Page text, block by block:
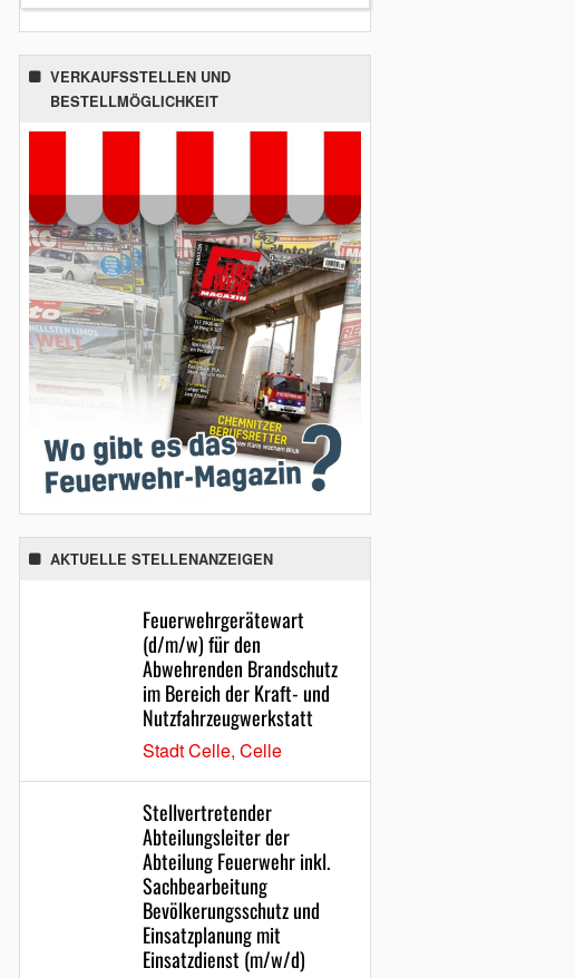
VERKAUFSSTELLEN UND
BESTELLMÖGLICHKEIT
AKTUELLE STELLENANZEIGEN
Feuerwehrgerätewart
(d/m/w) für den
Abwehrenden Brandschutz
im Bereich der Kraft- und
Nutzfahrzeugwerkstatt
Stadt Celle, Celle
Stellvertretender
Abteilungsleiter der
Abteilung Feuerwehr inkl.
Sachbearbeitung
Bevölkerungsschutz und
Einsatzplanung mit
Einsatzdienst (m/w/d)